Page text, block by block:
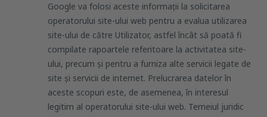
Google va folosi aceste informații la solicitarea
operatorului site-ului web pentru a evalua utilizarea
site-ului de către Utilizator, astfel încât să poată fi
compilate rapoartele referitoare la activitatea site-
ului, precum și pentru a furniza alte servicii legate de
site și servicii de internet. Prelucrarea datelor în
aceste scopuri este, de asemenea, în interesul
legitim al operatorului site-ului web. Temeiul juridic